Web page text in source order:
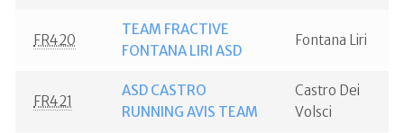
FR420
TEAM FRACTIVE
FONTANA LIRI ASD
Fontana Liri
FR421
ASD CASTRO
RUNNING AVIS TEAM
Castro Dei
Volsci